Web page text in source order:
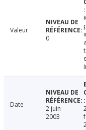
Valeur
0
Date
2 juin
2003